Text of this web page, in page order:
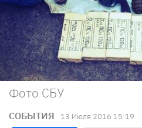
Фото СБУ
СОБЫТИЯ 13 Июля 2016 15:19